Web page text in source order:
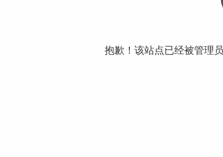
抱歉！该站点已经被管理